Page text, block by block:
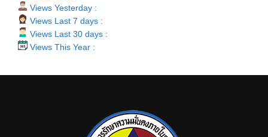
Views Yesterday :
Views Last 7 days :
Views Last 30 days :
Views This Year :